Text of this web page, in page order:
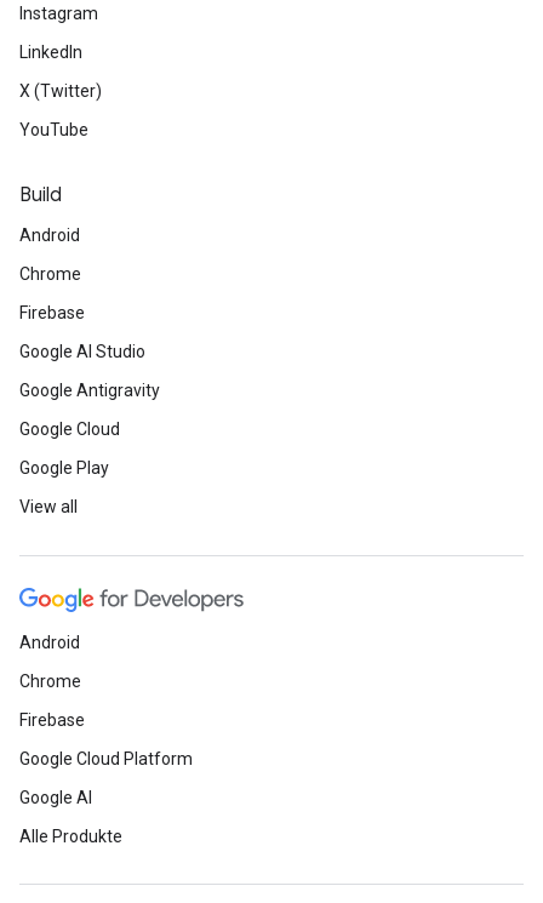
Instagram
LinkedIn
X (Twitter)
YouTube
Build
Android
Chrome
Firebase
Google AI Studio
Google Antigravity
Google Cloud
Google Play
View all
Android
Chrome
Firebase
Google Cloud Platform
Google AI
Alle Produkte